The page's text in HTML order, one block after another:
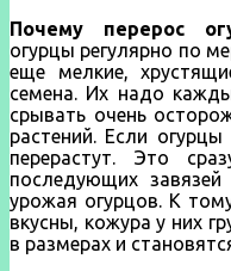
Почему перерос
огурцы регулярно по
еще мелкие,
семена. Их надо
срывать очень
растений. Если
перерастут. Это
последующих
урожая огурцов. К
вкусны, кожура у них
в размерах и